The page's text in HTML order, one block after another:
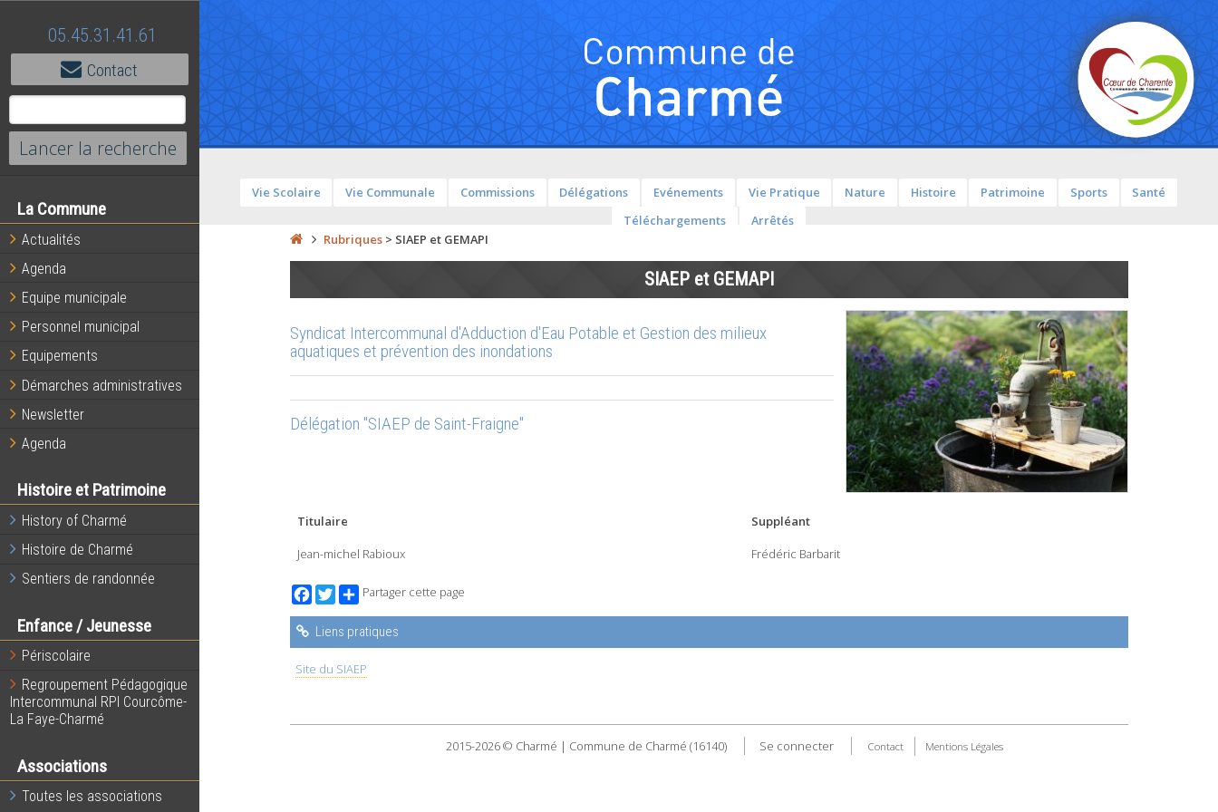
05.45.31.41.61
Contact
La Commune
Actualités
Agenda
Equipe municipale
Personnel municipal
Equipements
Démarches administratives
Newsletter
Agenda
Histoire et Patrimoine
History of Charmé
Histoire de Charmé
Sentiers de randonnée
Enfance / Jeunesse
Périscolaire
Regroupement Pédagogique
Intercommunal RPI Courcôme-
La Faye-Charmé
Associations
Toutes les associations
Vie Scolaire Vie Communale Commissions Délégations Evénements Vie Pratique Nature Histoire Patrimoine Sports
Santé
Téléchargements
Arrêtés
Rubriques> SIAEP et GEMAPI
SIAEP et GEMAPI
Syndicat Intercommunal d'Adduction d'Eau Potable et Gestion des milieux
aquatiques et prévention des inondations
Délégation "SIAEP de Saint-Fraigne"
Titulaire
Suppléant
Jean-michel Rabioux
Frédéric Barbarit
Facebook
TwitterPartager cette page
Liens pratiques
Site du SIAEP
2015-2026 © Charmé | Commune de Charmé (16140) Se connecter Contact Mentions Légales